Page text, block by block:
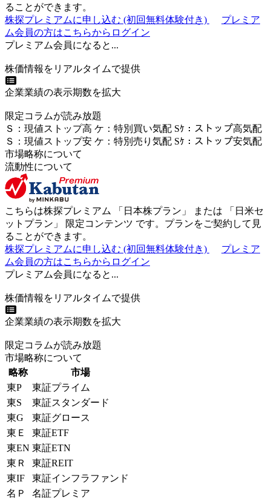
ることができます。
株探プレミアムに申し込む (初回無料体験付き)
プレミア
ム会員の方はこちらからログイン
プレミアム会員になると...
株価情報をリアルタイムで提供
企業業績の表示期数を拡大
限定コラムが読み放題
Ｓ ： 現値ストップ高 ケ ： 特別買い気配 Sｹ ： ストップ高気配
Ｓ ： 現値ストップ安 ケ ： 特別売 り 気配 Sｹ ： ストップ安気配
市場略称について
流動性について
こちらは株探プレミアム 「 日本株プラン 」 または 「 日米セ
ットプラン 」 限定コンテンツ です。プランをご契約して見
ることができます。
株探プレミアムに申し込む (初回無料体験付き)
プレミア
ム会員の方はこちらからログイン
プレミアム会員になると...
株価情報をリアルタイムで提供
企業業績の表示期数を拡大
限定コラムが読み放題
市場略称について
略称
市場
東P
東証プライム
東S
東証スタンダード
東G
東証グロース
東Ｅ
東証ETF
東EN 東証ETN
東Ｒ
東証REIT
東IF
東証インフラファンド
名Ｐ
名証プレミア